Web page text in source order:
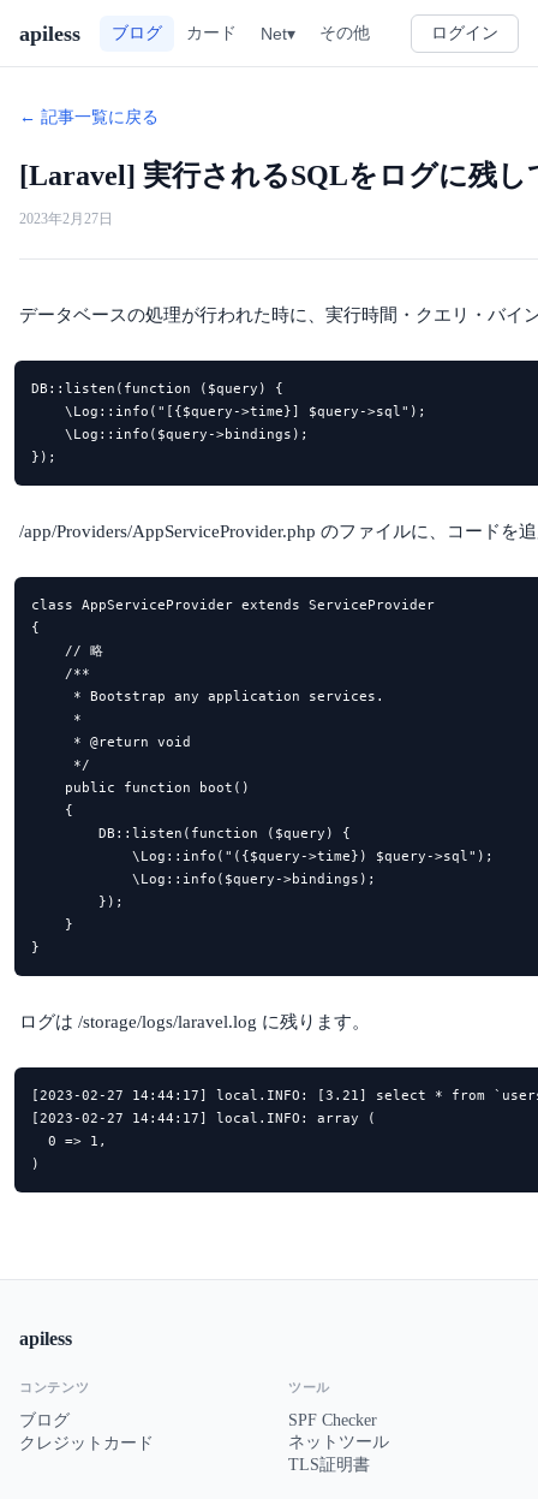
apiless ブログ カード Net▾ その他 ログイン
← 記事一覧に戻る
[Laravel] 実行されるSQLをログに残し
2023年2月27日
データベースの処理が行われた時に、実行時間・クエリ・バイ
DB::listen(function ($query) {
    \Log::info("[{$query->time}] $query->sql");
    \Log::info($query->bindings);
});
/app/Providers/AppServiceProvider.php のファイルに、コードを
class AppServiceProvider extends ServiceProvider
{
    // 略
    /**
     * Bootstrap any application services.
     *
     * @return void
     */
    public function boot()
    {
        DB::listen(function ($query) {
            \Log::info("({$query->time}) $query->sql");
            \Log::info($query->bindings);
        });
    }
ログは /storage/logs/laravel.log に残ります。
[2023-02-27 14:44:17] local.INFO: [3.21] select * from
[2023-02-27 14:44:17] local.INFO: array (
  0 => 1,
)
apiless
コンテンツ
ブログ
クレジットカード
ツール
SPF Checker
ネットツール
TLS証明書